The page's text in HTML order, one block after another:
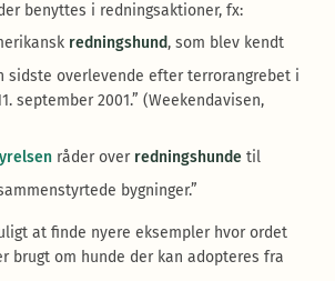
benyttes i redningsaktioner, fx:
redningshund, som blev kendt
sidste overlevende efter terrorangrebet i
september 2001.” (Weekendavisen,
råder over redningshundetil
bygninger.”
at finde nyere eksempler hvor ordet
brugt om hunde der kan adopteres fra